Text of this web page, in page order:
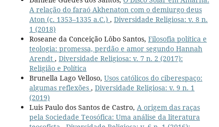
A relação do faraó Akhenaton com o demiurgo deus
Aton (c. 1353–1335 a.C.) , Diversidade Religiosa: v. 8 n.
1 (2018)
Roseane da Conceição Lôbo Santos, Filosofia política e
teologia: promessa, perdão e amor segundo Hannah
Arendt , Diversidade Religiosa: v. 7 n. 2 (2017):
Religião e Política
Brunella Lago Velloso, Usos católicos do ciberespaço:
algumas reflexões , Diversidade Religiosa: v. 9 n. 1
(2019)
Luis Paulo dos Santos de Castro, A origem das raças
pela Sociedade Teosófica: Uma análise da literatura